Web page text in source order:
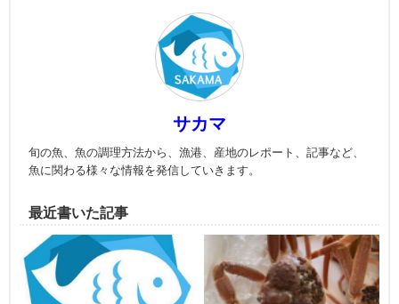
サカマ
旬の魚、魚の調理方法から、漁港、産地のレポート、記事など、
魚に関わる様々な情報を発信していきます。
最近書いた記事